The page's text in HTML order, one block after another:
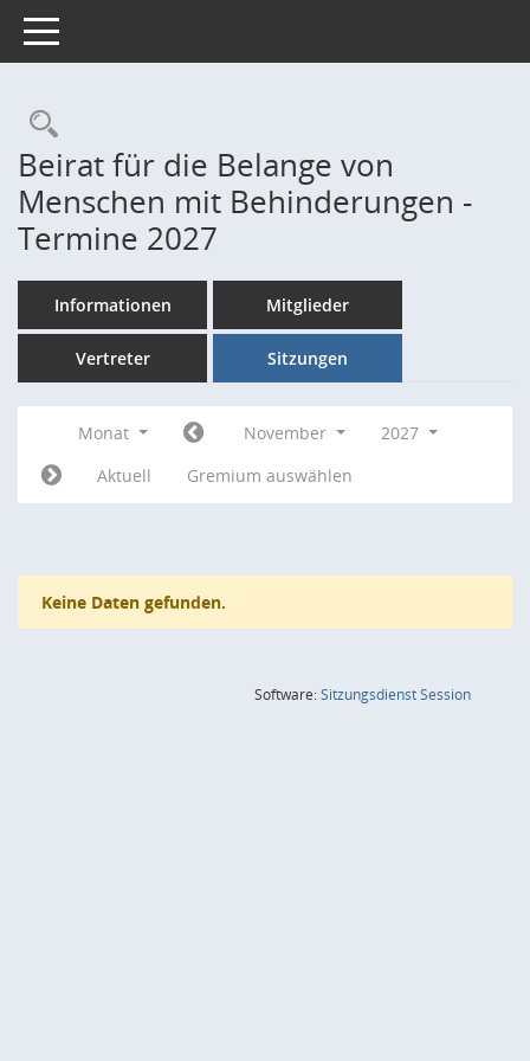
Toggle navigation
Rechercheauswahl
Beirat für die Belange von
Menschen mit Behinderungen -
Termine 2027
Informationen Mitglieder
Vertreter Sitzungen
Monat November
2027
Aktuell
Gremium auswählen
Keine Daten gefunden.
Software:SitzungsdienstSession(Wird in